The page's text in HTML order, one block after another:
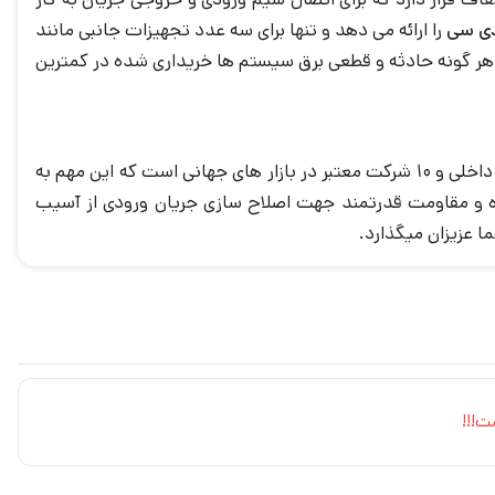
را ارائه می دهد و تنها برای سه عدد تجهیزات جانبی مانند
گونه حادثه و قطعی برق سیستم ها خریداری شده در کمترین
با تولید و ساخت خط تولید تمام ایرانی و استخدام افراد مجرب در زمینه تجهیزات الکترونیکی جز 5 شرکت در برتر بازار داخلی و 10 شرکت معتبر در بازار های جهانی است که این مهم به
و مقاومت قدرتمند جهت اصلاح سازی جریان ورودی از آسیب